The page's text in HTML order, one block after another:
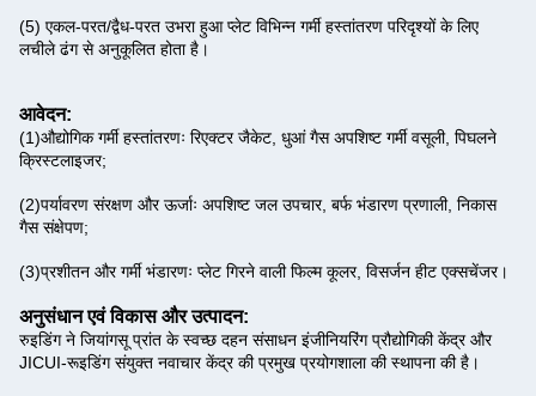
(5) एकल-परत/द्वैध-परत उभरा हुआ प्लेट विभिन्न गर्मी हस्तांतरण परिदृश्यों के लिए
लचीले ढंग से अनुकूलित होता है।
आवेदन:
(1)औद्योगिक गर्मी हस्तांतरणः रिएक्टर जैकेट, धुआं गैस अपशिष्ट गर्मी वसूली, पिघलने
क्रिस्टलाइजर;
(2)पर्यावरण संरक्षण और ऊर्जाः अपशिष्ट जल उपचार, बर्फ भंडारण प्रणाली, निकास
गैस संक्षेपण;
(3)प्रशीतन और गर्मी भंडारणः प्लेट गिरने वाली फिल्म कूलर, विसर्जन हीट एक्सचेंजर।
अनुसंधान एवं विकास और उत्पादन:
रुइडिंग ने जियांगसू प्रांत के स्वच्छ दहन संसाधन इंजीनियरिंग प्रौद्योगिकी केंद्र और
JICUI-रूइडिंग संयुक्त नवाचार केंद्र की प्रमुख प्रयोगशाला की स्थापना की है।